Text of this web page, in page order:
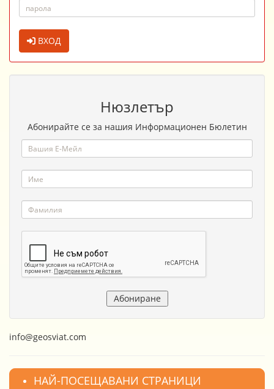
ВХОД
Нюзлетър
Абонирайте се за нашия Информационен Бюлетин
info@geosviat.com
НАЙ-ПОСЕЩАВАНИ СТРАНИЦИ